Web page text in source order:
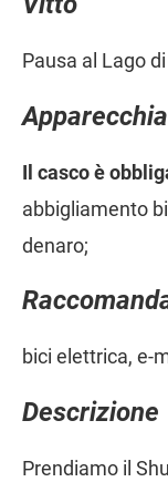
Pausa al Lago
Il casco è
abbigliamento
denaro;
bici elettrica, e-
Descrizione
Prendiamo il